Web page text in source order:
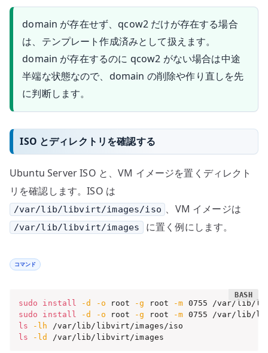
domain が存在せず、qcow2 だけが存在する場合
は、テンプレート作成済みとして扱えます。
domain が存在するのに qcow2 がない場合は中途
半端な状態なので、domain の削除や作り直しを先
に判断します。
ISO とディレクトリを確認する
Ubuntu Server ISO と、VM イメージを置くディレクト
リを確認します。ISO は
/var/lib/libvirt/images/iso 、VM イメージは
/var/lib/libvirt/images に置く例にします。
コマンド
sudo install -d -o root -g root
-m
sudo
install -d -o root -g root
-m
ls
-lh
ls
-ld /var/lib/libvirt/images